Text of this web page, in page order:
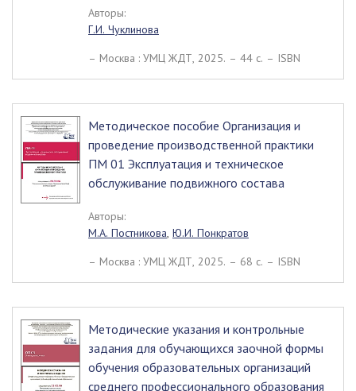
Авторы:
Г.И. Чуклинова
– Москва : УМЦ ЖДТ, 2025. – 44 c. – ISBN
Методическое пособие Организация и
проведение производственной практики
ПМ 01 Эксплуатация и техническое
обслуживание подвижного состава
Авторы:
М.А. Постникова, Ю.И. Понкратов
– Москва : УМЦ ЖДТ, 2025. – 68 c. – ISBN
Методические указания и контрольные
задания для обучающихся заочной формы
обучения образовательных организаций
среднего профессионального образования